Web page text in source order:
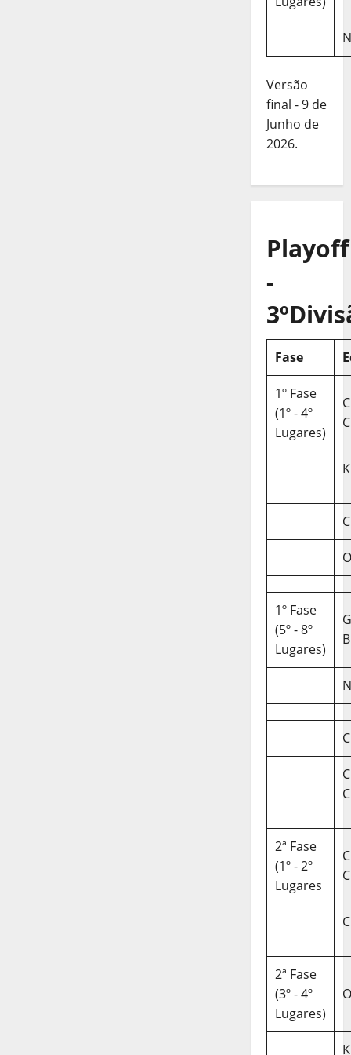
Versão
final - 9 de
Junho de
2026.
Playoff
-
Fase
1º Fase
(1º - 4º
Lugares)
C
1º Fase
(5º - 8º
Lugares)
B
C
2ª Fase
(1º - 2º
Lugares
C
2ª Fase
(3º - 4º
Lugares)